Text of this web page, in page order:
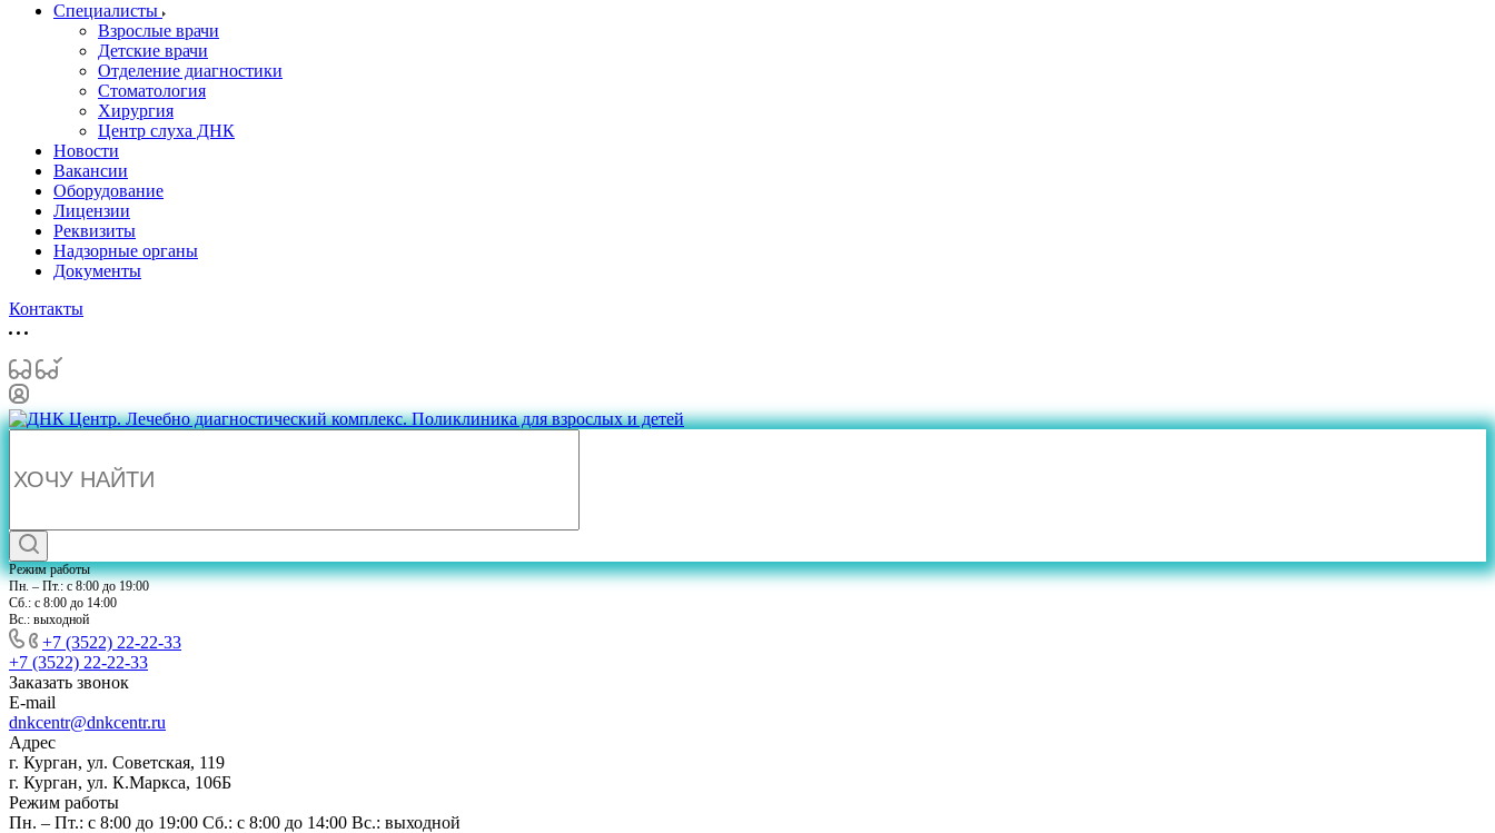
Специалисты
Взрослые врачи
Детские врачи
Отделение диагностики
Стоматология
Хирургия
Центр слуха ДНК
Новости
Вакансии
Оборудование
Лицензии
Реквизиты
Надзорные органы
Документы
Контакты
Режим работы
Пн. – Пт.: с 8:00 до 19:00
Сб.: с 8:00 до 14:00
Вс.: выходной
+7 (3522) 22-22-33
+7 (3522) 22-22-33
Заказать звонок
E-mail
dnkcentr@dnkcentr.ru
Адрес
г. Курган, ул. Советская, 119
г. Курган, ул. К.Маркса, 106Б
Режим работы
Пн. – Пт.: с 8:00 до 19:00 Сб.: с 8:00 до 14:00 Вс.: выходной